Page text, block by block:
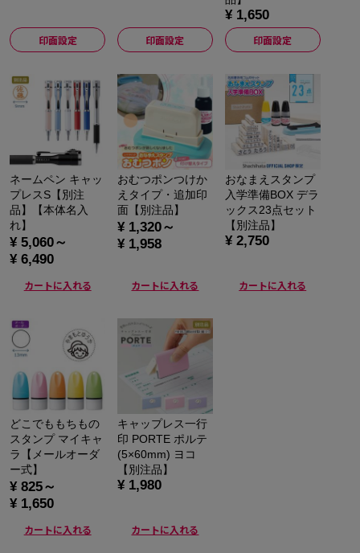
印面設定 印面設定
¥ 1,650
印面設定
ネームペン キャッ
プレスS【別注
品】【本体名入
れ】
¥ 5,060～
¥ 6,490
カートに入れる
おむつポンつけか
えタイプ・追加印
面【別注品】
¥ 1,320～
¥ 1,958
カートに入れる
おなまえスタンプ
入学準備BOX デラ
ックス23点セット
【別注品】
¥ 2,750
カートに入れる
どこでももちもの
スタンプ マイキャ
ラ【メールオーダ
ー式】
¥ 825～
¥ 1,650
カートに入れる
キャップレス一行
印 PORTE ポルテ
(5×60mm) ヨコ
【別注品】
¥ 1,980
カートに入れる